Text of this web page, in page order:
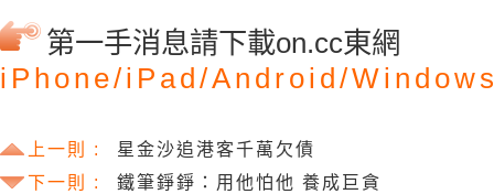
第一手消息請下載on.cc東網
iPhone/iPad/Android/
上一則 :
星金沙追港客千萬欠債
下一則 :
鐵筆錚錚：用他怕他 養成巨貪